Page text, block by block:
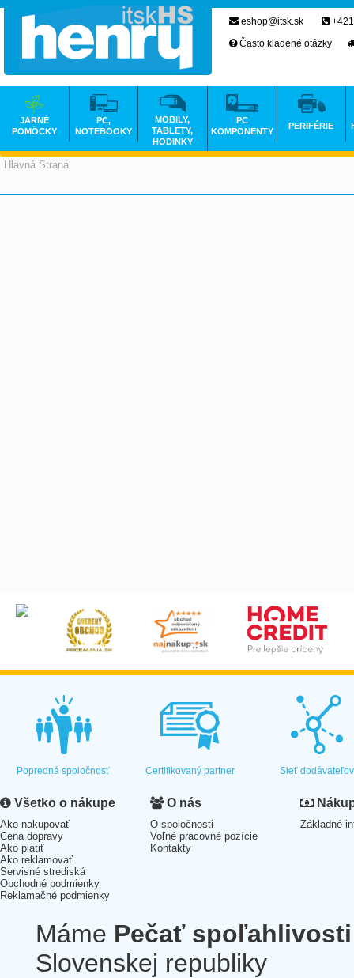
Hlavná Strana
eshop@itsk.sk
Často kladené otázky
JARNÉ
POMÔCKY
PC,
NOTEBOOKY
MOBILY,
TABLETY,
HODINKY
PC
KOMPONENTY
PERIFÉRIE
Popredná spoločnosť Certifikovaný partner Sieť dodávateľov
Všetko o nákupe
Ako nakupovať
Cena dopravy
Ako platiť
Ako reklamovať
Servisné strediská
Obchodné podmienky
Reklamačné podmienky
O nás
O spoločnosti
Voľné pracovné pozície
Kontakty
Základné
Máme Pečať spoľahlivosti
Slovenskej republiky